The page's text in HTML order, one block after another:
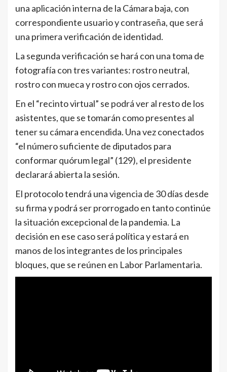
una aplicación interna de la Cámara baja, con
correspondiente usuario y contraseña, que será
una primera verificación de identidad.
La segunda verificación se hará con una toma de
fotografía con tres variantes: rostro neutral,
rostro con mueca y rostro con ojos cerrados.
En el “recinto virtual” se podrá ver al resto de los
asistentes, que se tomarán como presentes al
tener su cámara encendida. Una vez conectados
“el número suficiente de diputados para
conformar quórum legal” (129), el presidente
declarará abierta la sesión.
El protocolo tendrá una vigencia de 30 días desde
su firma y podrá ser prorrogado en tanto continúe
la situación excepcional de la pandemia. La
decisión en ese caso será política y estará en
manos de los integrantes de los principales
bloques, que se reúnen en Labor Parlamentaria.